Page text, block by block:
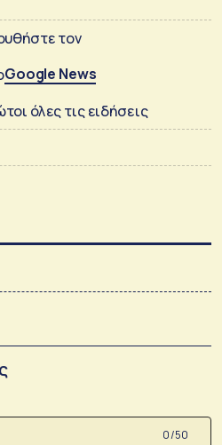
τον
Google News
όλες τις ειδήσεις
0 /50